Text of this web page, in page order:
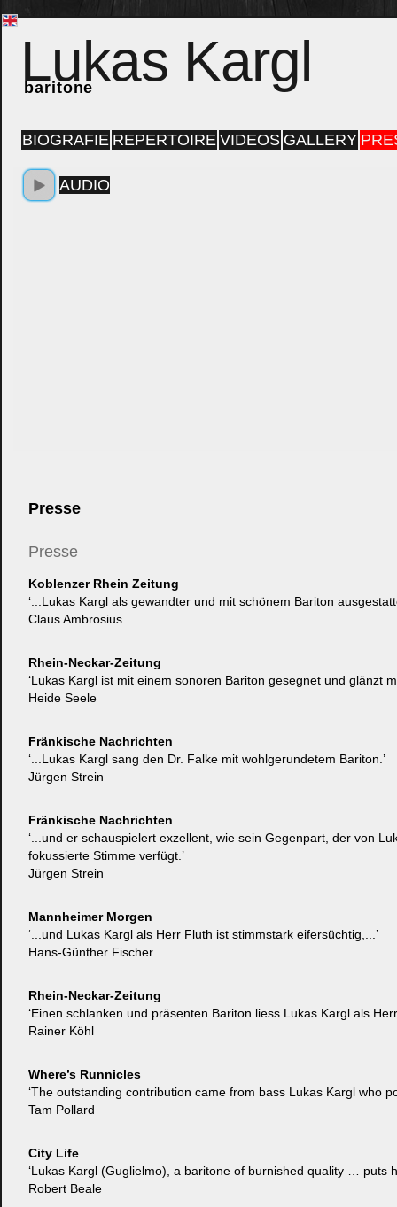
Lukas Kargl
baritone
BIOGRAFIE REPERTOIRE VIDEOS GALLERY
AUDIO
Presse
Presse
Koblenzer Rhein Zeitung
‘...Lukas Kargl als gewandter und mit schönem Bariton
Claus Ambrosius
Rhein-Neckar-Zeitung
‘Lukas Kargl ist mit einem sonoren Bariton gesegnet und glänzt
Heide Seele
Fränkische Nachrichten
‘...Lukas Kargl sang den Dr. Falke mit wohlgerundetem Bariton.’
Jürgen Strein
Fränkische Nachrichten
‘...und er schauspielert exzellent, wie sein Gegenpart, der von
fokussierte Stimme verfügt.’
Jürgen Strein
Mannheimer Morgen
‘...und Lukas Kargl als Herr Fluth ist stimmstark eifersüchtig,...’
Hans-Günther Fischer
Rhein-Neckar-Zeitung
‘Einen schlanken und präsenten Bariton liess Lukas Kargl als
Rainer Köhl
Where’s Runnicles
‘The outstanding contribution came from bass Lukas Kargl who
Tam Pollard
City Life
‘Lukas Kargl (Guglielmo), a baritone of burnished quality …
Robert Beale